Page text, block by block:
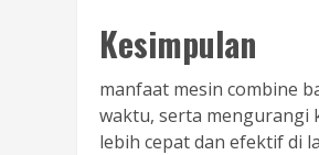
Kesimpulan
manfaat mesin combine
waktu, serta mengurangi
lebih cepat dan efektif di